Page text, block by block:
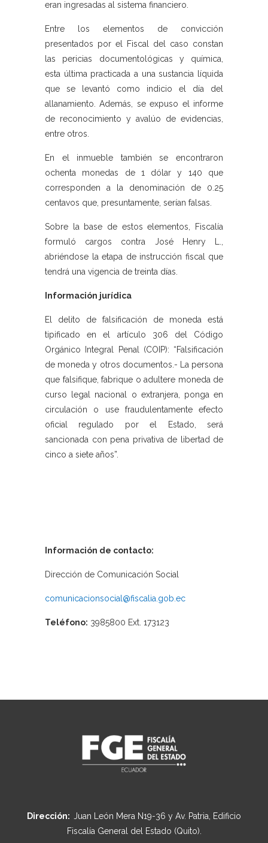
eran ingresadas al sistema financiero.
Entre los elementos de convicción
presentados por el Fiscal del caso constan
las pericias documentológicas y química,
esta última practicada a una sustancia líquida
que se levantó como indicio el día del
allanamiento. Además, se expuso el informe
de reconocimiento y avalúo de evidencias,
entre otros.
En el inmueble también se encontraron
ochenta monedas de 1 dólar y 140 que
corresponden a la denominación de 0.25
centavos que, presuntamente, serían falsas.
Sobre la base de estos elementos, Fiscalía
formuló cargos contra José Henry L.,
abriéndose la etapa de instrucción fiscal que
tendrá una vigencia de treinta días.
Información jurídica
El delito de falsificación de moneda está
tipificado en el artículo 306 del Código
Orgánico Integral Penal (COIP): “Falsificación
de moneda y otros documentos.- La persona
que falsifique, fabrique o adultere moneda de
curso legal nacional o extranjera, ponga en
circulación o use fraudulentamente efecto
oficial regulado por el Estado, será
sancionada con pena privativa de libertad de
cinco a siete años”.
Información de contacto:
Dirección de Comunicación Social
comunicacionsocial@fiscalia.gob.ec
Teléfono: 3985800 Ext. 173123
Dirección: Juan León Mera N19-36 y Av. Patria, Edificio
Fiscalía General del Estado (Quito).